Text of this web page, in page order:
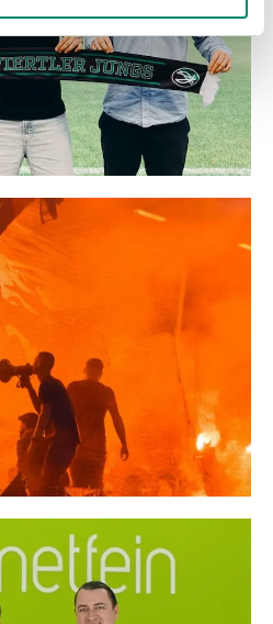
zu Speicherdauer und
unserer